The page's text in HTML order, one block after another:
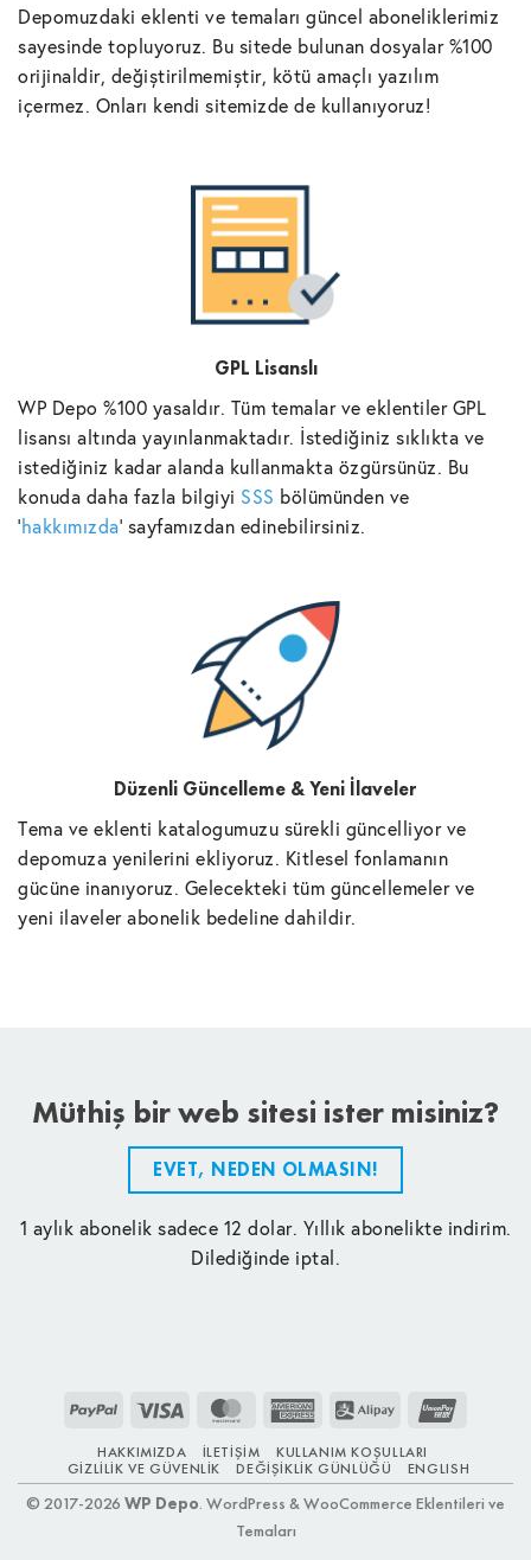
Depomuzdaki eklenti ve temaları güncel aboneliklerimiz
sayesinde topluyoruz. Bu sitede bulunan dosyalar %100
orijinaldir, değiştirilmemiştir, kötü amaçlı yazılım
içermez. Onları kendi sitemizde de kullanıyoruz!
GPL Lisanslı
WP Depo %100 yasaldır. Tüm temalar ve eklentiler GPL
lisansı altında yayınlanmaktadır. İstediğiniz sıklıkta ve
istediğiniz kadar alanda kullanmakta özgürsünüz. Bu
konuda daha fazla bilgiyi SSS bölümünden ve
'hakkımızda' sayfamızdan edinebilirsiniz.
Düzenli Güncelleme & Yeni İlaveler
Tema ve eklenti katalogumuzu sürekli güncelliyor ve
depomuza yenilerini ekliyoruz. Kitlesel fonlamanın
gücüne inanıyoruz. Gelecekteki tüm güncellemeler ve
yeni ilaveler abonelik bedeline dahildir.
Müthiş bir web sitesi ister misiniz?
EVET, NEDEN OLMASIN!
1 aylık abonelik sadece 12 dolar. Yıllık abonelikte indirim.
Dilediğinde iptal.
PayPal Visa MasterCardAmerican
Alipay
HAKKIMIZDA İLETIŞIM
KULLANIM KOŞULLARI
GIZLILIK VE GÜVENLIK
DEĞIŞIKLIK GÜNLÜĞÜ ENGLISH
© 2017-2026 WP Depo. WordPress & WooCommerce Eklentileri ve
Temaları